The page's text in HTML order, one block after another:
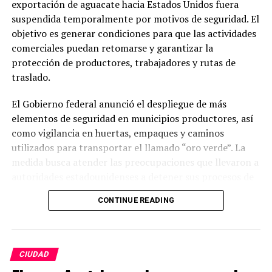
exportación de aguacate hacia Estados Unidos fuera
suspendida temporalmente por motivos de seguridad. El
objetivo es generar condiciones para que las actividades
comerciales puedan retomarse y garantizar la
protección de productores, trabajadores y rutas de
traslado.
El Gobierno federal anunció el despliegue de más
elementos de seguridad en municipios productores, así
como vigilancia en huertas, empaques y caminos
utilizados para transportar el llamado “oro verde”. La
medida busca atender las preocupaciones que llevaron a
supervisión para los envíos del producto.
México y una de las regiones más importantes para la
exportación hacia Estados Unidos. La actividad
representa una fuente económica clave para miles de
CONTINUE READING
CIUDAD